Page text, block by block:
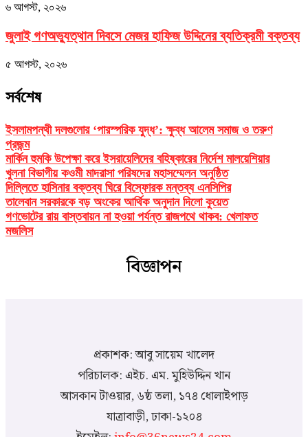
৬ আগস্ট, ২০২৬
জুলাই গণঅভ্যুত্থান দিবসে মেজর হাফিজ উদ্দিনের ব্যতিক্রমী বক্তব্য
৫ আগস্ট, ২০২৬
সর্বশেষ
ইসলামপন্থী দলগুলোর ‘পারস্পরিক যুদ্ধ’: ক্ষুব্ধ আলেম সমাজ ও তরুণ
প্রজন্ম
মার্কিন হুমকি উপেক্ষা করে ইসরায়েলিদের বহিষ্কারের নির্দেশ মালয়েশিয়ার
খুলনা বিভাগীয় কওমী মাদরাসা পরিষদের মহাসম্মেলন অনুষ্ঠিত
দিল্লিতে হাসিনার বক্তব্য ঘিরে বিস্ফোরক মন্তব্য এনসিপির
তালেবান সরকারকে বড় অংকের আর্থিক অনুদান দিলো কুয়েত
গণভোটের রায় বাস্তবায়ন না হওয়া পর্যন্ত রাজপথে থাকব: খেলাফত
মজলিস
বিজ্ঞাপন
প্রকাশক: আবু সায়েম খালেদ
পরিচালক: এইচ. এম. মুহিউদ্দিন খান
আসকান টাওয়ার, ৬ষ্ঠ তলা, ১৭৪ ধোলাইপাড়
যাত্রাবাড়ী, ঢাকা-১২০৪